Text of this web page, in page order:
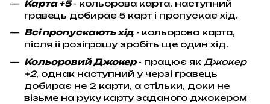
Карта +5- кольорова карта, наступний
гравець добирає 5 карт і пропускає хід.
Всі пропускають хід - кольорова карта,
після її розіграшу зробіть ще один хід.
Кольоровий Джокер- працює як Джокер
+2, однак наступний у черзі гравець
добирає не 2 карти, а стільки, доки не
візьме на руку карту заданого джокером